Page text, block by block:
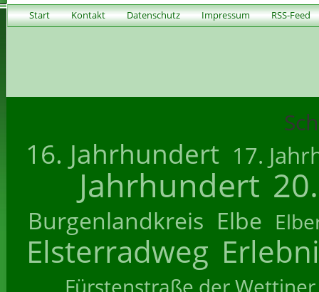
Start Kontakt Datenschutz Impressum RSS-Feed
16. Jahrhundert 17.
Jahrhundert
Burgenlandkreis Elbe
Elsterradweg
Fürstenstraße der Wettiner